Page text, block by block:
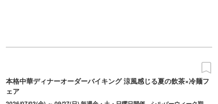
本格中華ディナーオーダーバイキング 涼風感じる夏の飲茶×冷麺フ
ェア